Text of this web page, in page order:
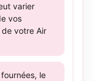
varier
vos
votre Air
le